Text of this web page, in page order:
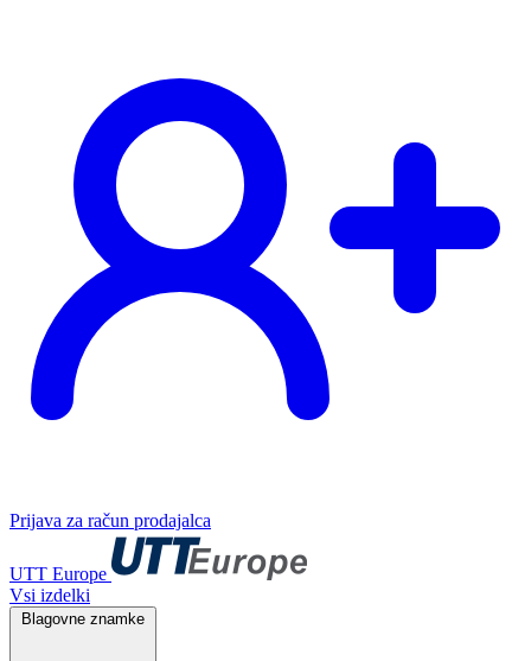
Prijava za račun prodajalca
UTT Europe
Vsi izdelki
Blagovne znamke